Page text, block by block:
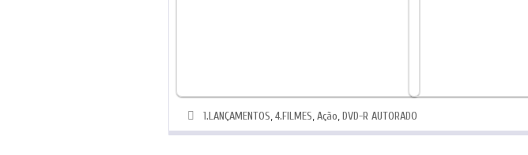
Categorias
1.LANÇAMENTOS,4.FILMES,Ação,DVD-R AUTORADO